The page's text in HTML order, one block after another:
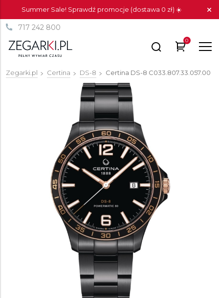
Summer Sale! Sprawdź promocje (dostawa 0 zł) ☀️
717 242 800
0
Zegarki.pl Certina DS-8 Certina DS-8 C033.807.33.057.00